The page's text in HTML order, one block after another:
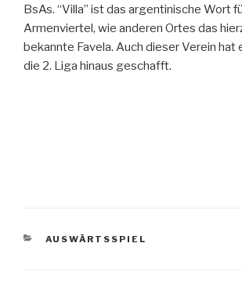
BsAs. “Villa” ist das argentinische Wort
Armenviertel, wie anderen Ortes das
bekannte Favela. Auch dieser Verein hat
die 2. Liga hinaus geschafft.
KATEGORIEN
AUSWÄRTSSPIEL